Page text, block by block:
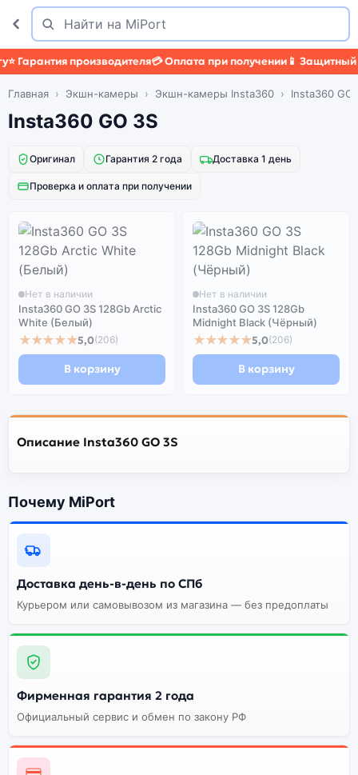
Поиск
Найти
Гарантия производителя💳 Оплата при получении📱 Защитный
Главная Экшн-камеры Экшн-камеры Insta360 Insta360 GO
Insta360 GO 3S
Оригинал Гарантия 2 года Доставка 1 день
Проверка и оплата при получении
Нет в наличии
Insta360 GO 3S 128Gb Arctic
White (Белый)
★★★★★5,0(206)
В корзину
Нет в наличии
Insta360 GO 3S 128Gb
Midnight Black (Чёрный)
★★★★★5,0(206)
В корзину
Описание Insta360 GO 3S
Почему MiPort
Доставка день-в-день по СПб
Курьером или самовывозом из магазина — без предоплаты
Фирменная гарантия 2 года
Официальный сервис и обмен по закону РФ